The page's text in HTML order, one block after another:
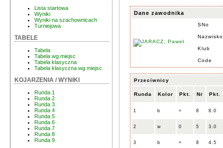
Lista startowa
Wyniki
Wyniki na szachownicach
Turniejowa
TABELE
Tabela
Tabela wg miejsc
Tabela klasyczna
Tabela klasyczna wg miejsc
KOJARZENIA / WYNIKI
Runda 1
Runda 2
Runda 3
Runda 4
Runda 5
Runda 6
Runda 7
Runda 8
Runda 9
Dane zawodnika
SNo
Klub
Code
Przeciwnicy
Runda Kolor Pkt. Nr Pkt.
1 b = 8 8.0
2 w 0 5 3.0
3 b = 8 4.5